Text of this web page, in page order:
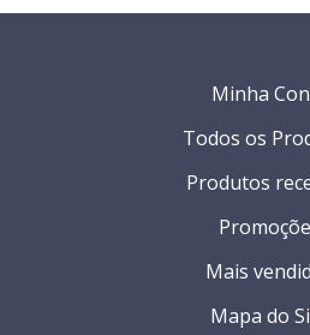
Minha
Todos os
Produtos
Mais
Mapa do